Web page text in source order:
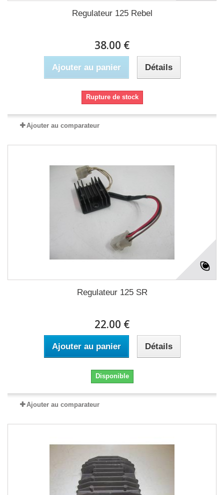
Regulateur 125 Rebel
38.00 €
Ajouter au panier Détails
Rupture de stock
Ajouter au comparateur
Regulateur 125 SR
22.00 €
Ajouter au panier Détails
Disponible
Ajouter au comparateur